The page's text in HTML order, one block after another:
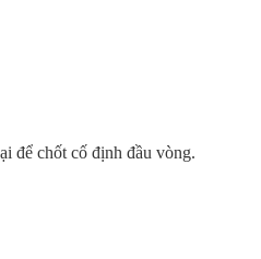
để chốt cố định đầu vòng.